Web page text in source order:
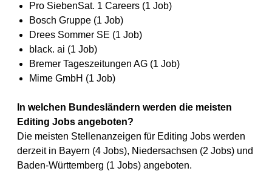
Pro SiebenSat. 1 Careers (1 Job)
Bosch Gruppe (1 Job)
Drees Sommer SE (1 Job)
black. ai (1 Job)
Bremer Tageszeitungen AG (1 Job)
Mime GmbH (1 Job)
In welchen Bundesländern werden die meisten
Editing Jobs angeboten?
Die meisten Stellenanzeigen für Editing Jobs werden
derzeit in Bayern (4 Jobs), Niedersachsen (2 Jobs) und
Baden-Württemberg (1 Jobs) angeboten.